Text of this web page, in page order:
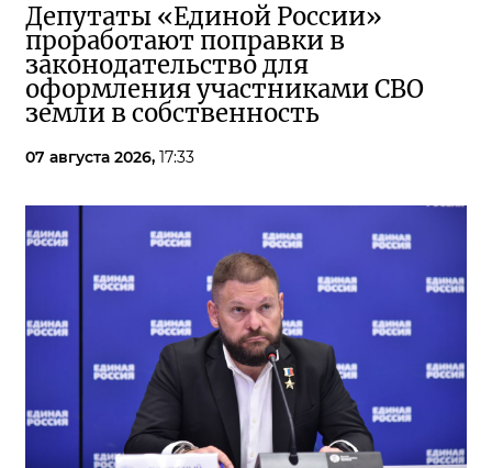
Депутаты «Единой России»
проработают поправки в
законодательство для
оформления участниками СВО
земли в собственность
07 августа 2026, 17:33